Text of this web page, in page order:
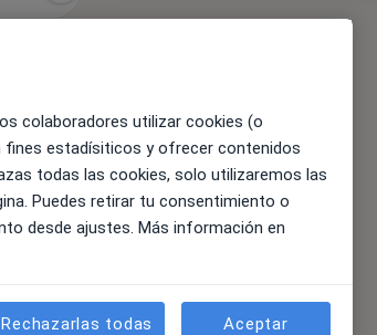
y de
estén
colaboradores utilizar cookies (o
fines estadísiticos y ofrecer contenidos
todas las cookies, solo utilizaremos las
Puedes retirar tu consentimiento o
desde ajustes. Más información en
Rechazarlas todas Aceptar